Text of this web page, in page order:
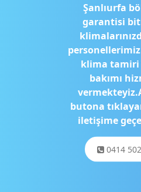
Şanlıurfa
garantisi
personellerimiz
klima tamiri
bakımı
butona
iletişime
0414